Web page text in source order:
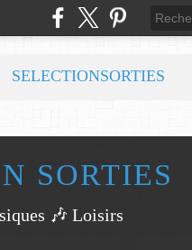
SORTIES
🎶 Loisirs
SELECTIONSORTIES